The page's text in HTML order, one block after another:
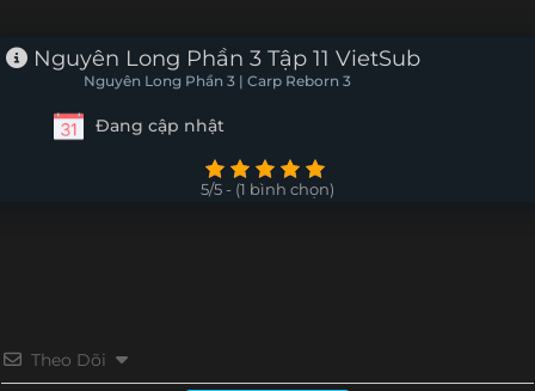
Nguyên Long Phần 3 Tập 11 VietSub
Nguyên Long Phần 3 | Carp Reborn 3
Đang cập nhật
5/5 - (1 bình chọn)
Theo Dõi